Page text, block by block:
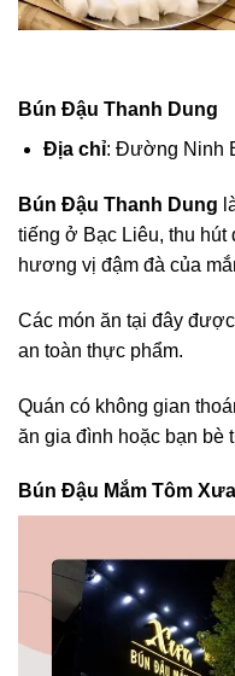
Bún Đậu Thanh Dung
Địa chỉ: Đường Ninh
Bún Đậu Thanh Dung
tiếng ở Bạc Liêu, thu
hương vị đậm đà của
Các món ăn tại đây
an toàn thực phẩm.
Quán có không gian
ăn gia đình hoặc bạn bè
Bún Đậu Mắm Tôm Xưa